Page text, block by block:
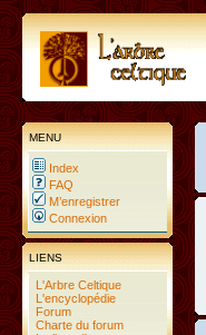
MENU
Index
FAQ
M’enregistrer
Connexion
LIENS
L'Arbre Celtique
L'encyclopédie
Forum
Charte du forum